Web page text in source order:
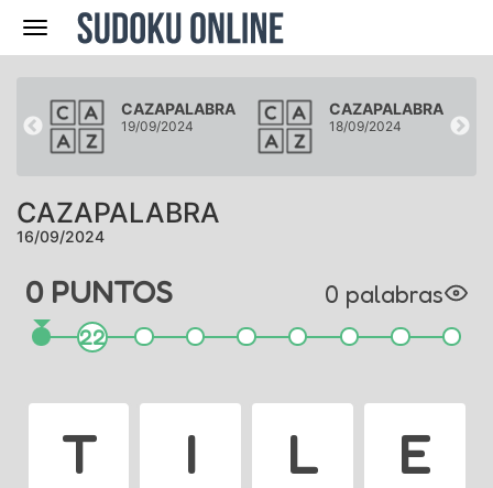
Navegación
CAZAPALABRA
19/09/2024
CAZAPALABRA
18/09/2024
CAZAPALABRA
16/09/2024
0PUNTOS 0 palabras
22
T I L
E